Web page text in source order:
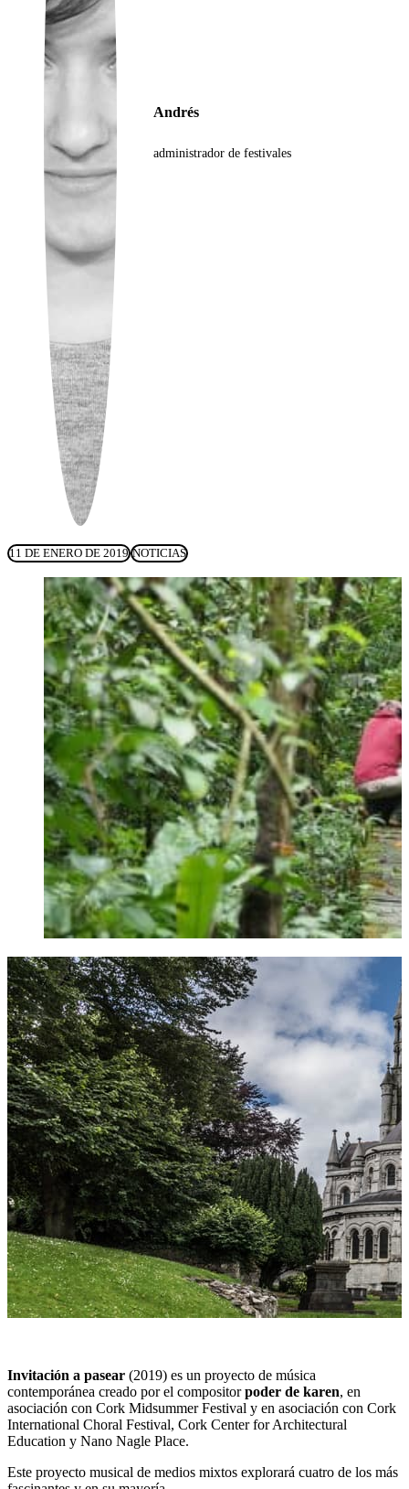
Ukrainian
Andrés
administrador de festivales
11 DE ENERO DE 2019 NOTICIAS
Invitación a pasear (2019) es un proyecto de música
contemporánea creado por el compositorpoder de karen, en
asociación con Cork Midsummer Festival y en asociación con Cork
International Choral Festival, Cork Center for Architectural
Education y Nano Nagle Place.
Este proyecto musical de medios mixtos explorará cuatro de los más